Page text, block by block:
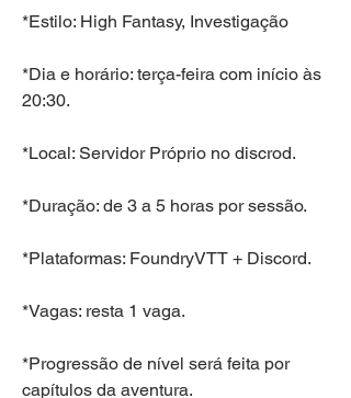
*Estilo: High Fantasy, Investigação
*Dia e horário: terça-feira com início às
20:30.
*Local: Servidor Próprio no discrod.
*Duração: de 3 a 5 horas por sessão.
*Plataformas: FoundryVTT + Discord.
*Vagas: resta 1 vaga.
*Progressão de nível será feita por
capítulos da aventura.